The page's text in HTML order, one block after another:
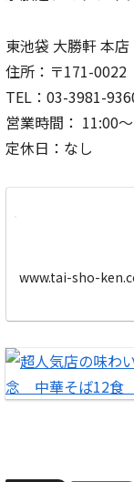
東池袋 大勝軒 本店
住所：〒171-
TEL：03-3981-
営業時間： 11:00
定休日：なし
www.tai-sho-